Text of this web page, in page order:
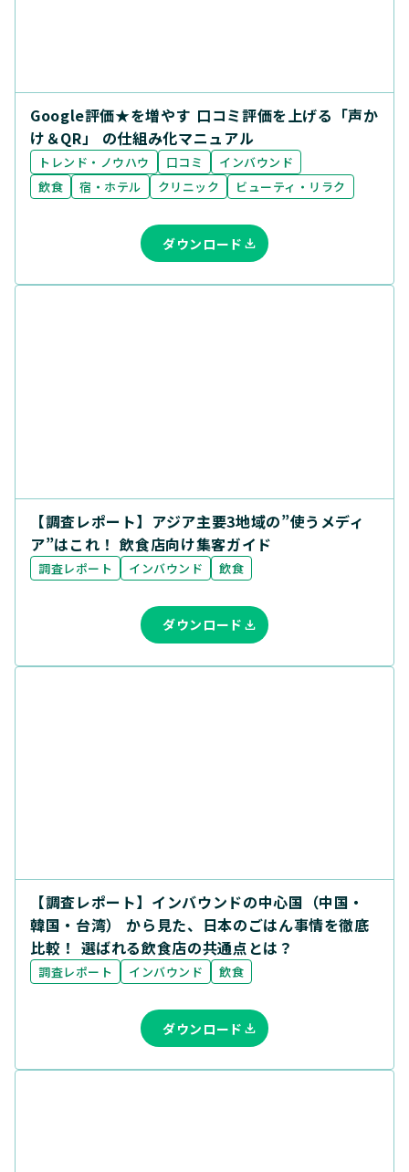
Google評価★を増やす 口コミ評価を上げる「声か
け＆QR」 の仕組み化マニュアル
トレンド・ノウハウ 口コミ
インバウンド
飲食
宿・ホテル クリニック ビューティ・リラク
ダウンロード
【調査レポート】アジア主要3地域の”使うメディ
ア”はこれ！ 飲食店向け集客ガイド
調査レポート インバウンド 飲食
ダウンロード
【調査レポート】インバウンドの中心国（中国・
韓国・台湾） から見た、日本のごはん事情を徹底
比較！ 選ばれる飲食店の共通点とは？
調査レポート インバウンド 飲食
ダウンロード